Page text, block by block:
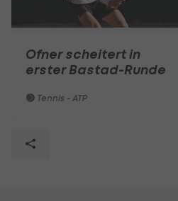
Ofner scheitert in
erster Bastad-Runde
Tennis - ATP